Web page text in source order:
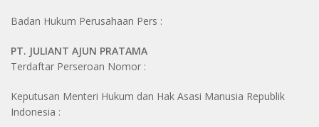
Badan Hukum Perusahaan Pers :
PT. JULIANT AJUN PRATAMA
Terdaftar Perseroan Nomor :
Keputusan Menteri Hukum dan Hak Asasi Manusia Republik
Indonesia :